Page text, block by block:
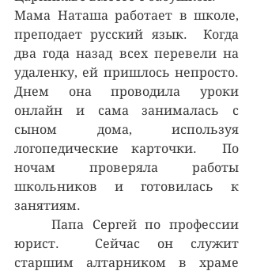
Мама Наташа работает в школе,
преподает русский язык.  Когда
два года назад всех перевели на
удаленку, ей пришлось непросто.
Днем она проводила уроки
онлайн и сама занималась с
сыном дома, используя
логопедические карточки.  По
ночам проверяла работы
школьников и готовилась к
занятиям.
юрист.  Сейчас он служит
старшим алтарником в храме